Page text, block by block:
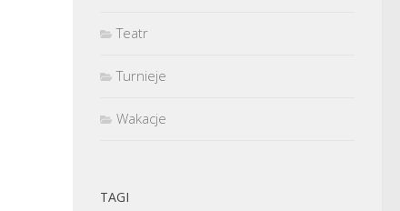
Teatr
Turnieje
Wakacje
TAGI